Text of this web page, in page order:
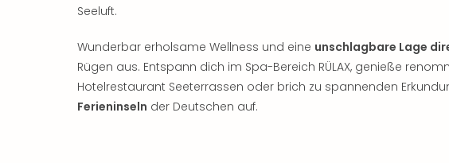
Seeluft.
Wunderbar erholsame Wellness und eine unschlagbare Lage
Rügen aus. Entspann dich im Spa-Bereich RÜLAX, genieße
Hotelrestaurant Seeterrassen oder brich zu spannenden
Ferieninseln der Deutschen auf.